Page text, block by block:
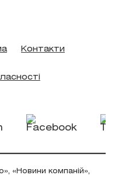
Контакти
«Новини компаній»,